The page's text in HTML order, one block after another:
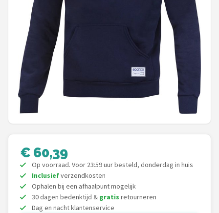
Sparco
Red Bull Racing
Red Bull
Carrera
Hot Wheels
Thrustmaster
Next Level Racing
Oracle Red Bull Racing
€ 60,39
Op voorraad. Voor 23:59 uur besteld, donderdag in huis
Inclusiefverzendkosten
Ophalen bij een afhaalpunt mogelijk
30 dagen bedenktijd & gratis retourneren
Dag en nacht klantenservice